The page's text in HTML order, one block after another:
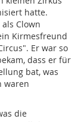
hatte.
Clown
Kirmesfreund
Er war so
dass er für
bat, was
waren
die